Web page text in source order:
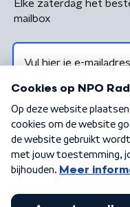
Elke zaterdag het
mailbox
Algemene voorwaarden